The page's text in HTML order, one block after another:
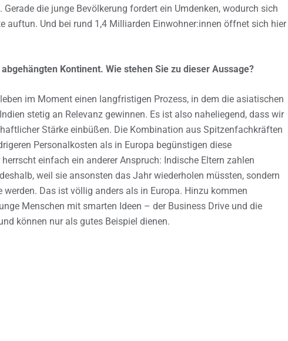
die junge Bevölkerung fordert ein Umdenken, wodurch sich
auftun. Und bei rund 1,4 Milliarden Einwohner:innen öffnet sich hier
Kontinent. Wie stehen Sie zu dieser Aussage?
im Moment einen langfristigen Prozess, in dem die asiatischen
stetig an Relevanz gewinnen. Es ist also naheliegend, dass wir
Stärke einbüßen. Die Kombination aus Spitzenfachkräften
Personalkosten als in Europa begünstigen diese
einfach ein anderer Anspruch: Indische Eltern zahlen
weil sie ansonsten das Jahr wiederholen müssten, sondern
werden. Das ist völlig anders als in Europa. Hinzu kommen
Menschen mit smarten Ideen – der Business Drive und die
können nur als gutes Beispiel dienen.